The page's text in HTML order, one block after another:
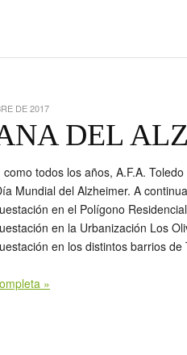
DEL
DE 2017
como todos los años, A.F.A.
Mundial del Alzheimer. A
en el Polígono
en la Urbanización Los
en los distintos barrios
»